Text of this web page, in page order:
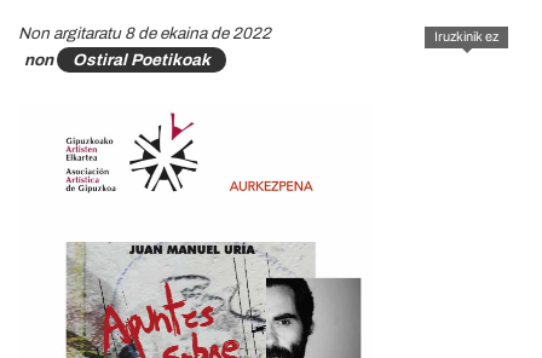
Iruzkinik ez
Non argitaratu 8 de ekaina de 2022
non
Ostiral Poetikoak